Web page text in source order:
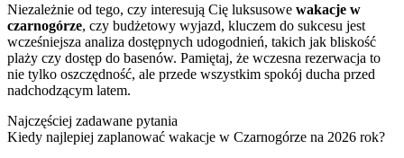
Niezależnie od tego, czy interesują Cię luksusowe wakacje w
czarnogórze, czy budżetowy wyjazd, kluczem do sukcesu jest
wcześniejsza analiza dostępnych udogodnień, takich jak bliskość
plaży czy dostęp do basenów. Pamiętaj, że wczesna rezerwacja to
nie tylko oszczędność, ale przede wszystkim spokój ducha przed
nadchodzącym latem.
Najczęściej zadawane pytania
Kiedy najlepiej zaplanować wakacje w Czarnogórze na 2026 rok?